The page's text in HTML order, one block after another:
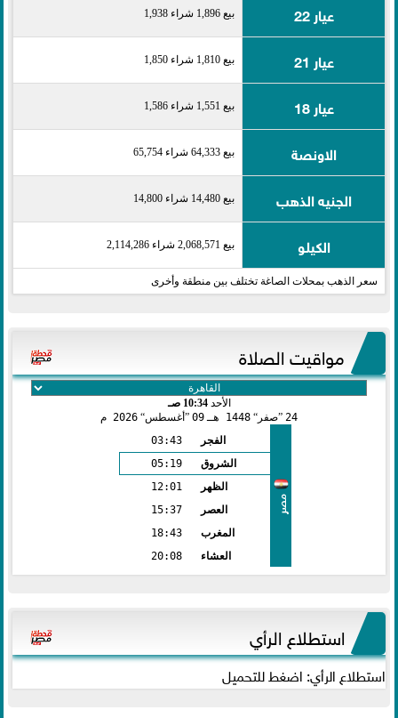
عيار 22 بيع 1,896 شراء 1,938
عيار 21 بيع 1,810 شراء 1,850
عيار 18 بيع 1,551 شراء 1,586
الاونصة بيع 64,333 شراء 65,754
الجنيه الذهب بيع 14,480 شراء 14,800
الكيلو بيع 2,068,571 شراء 2,114,286
سعر الذهب بمحلات الصاغة تختلف بين منطقة وأخرى
مواقيت الصلاة
الأحد10:34 صـ
24
صفر 1448 هـ 09 أغسطس 2026 م
مصر
الفجر
03:43
الشروق
05:19
الظهر
12:01
العصر
15:37
المغرب
18:43
العشاء
20:08
استطلاع الرأي
استطلاع الرأي: اضغط للتحميل